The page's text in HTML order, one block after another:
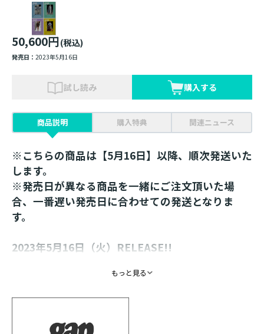
50,600円(税込)
発売日： 2023年5月16日
試し読み 購入する
商品説明 購入特典 関連ニュース
※こちらの商品は【5月16日】以降、順次発送いた
します。
※発売日が異なる商品を一緒にご注文頂いた場
合、一番遅い発売日に合わせての発送となりま
す。
2023年5月16日（火）RELEASE!!
発行元 ： TOブックス
もっと見る